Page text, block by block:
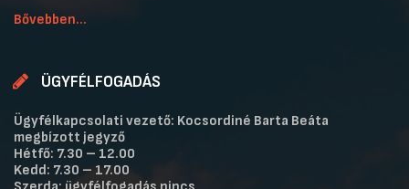
Bővebben...
ÜGYFÉLFOGADÁS
Ügyfélkapcsolati vezető: Kocsordiné Barta Beáta
megbízott jegyző
Hétfő: 7.30 – 12.00
Kedd: 7.30 – 17.00